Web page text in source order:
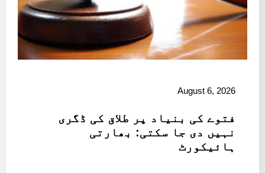
August 6, 2026
فتوے کی بنیاد پر طلاق کی ڈگری
نہیں دی جا سکتی: بھارتی
ہائیکورٹ